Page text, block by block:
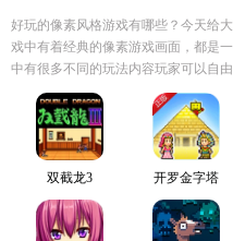
好玩的像素风格游戏有哪些？今天给
戏中有着经典的像素游戏画面，都是
中有很多不同的玩法内容玩家可以自
不一样的游戏体验，游戏的自由度非
的小伙伴欢迎下载。
双截龙3
开罗金字塔
王国物语